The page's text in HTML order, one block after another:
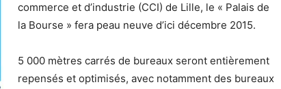
commerce et d’industrie (CCI) de Lille, le « Palais de
la Bourse » fera peau neuve d’ici décembre 2015.
5 000 mètres carrés de bureaux seront entièrement
repensés et optimisés, avec notamment des bureaux